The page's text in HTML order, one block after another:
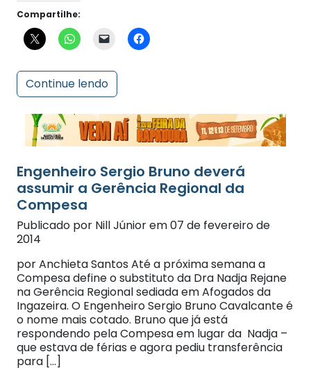
Continue lendo
assumir a Gerência Regional da
Compesa
Publicado por Nill Júnior em 07 de fevereiro de
2014
por Anchieta Santos Até a próxima semana a
Compesa define o substituto da Dra Nadja Rejane
na Gerência Regional sediada em Afogados da
Ingazeira. O Engenheiro Sergio Bruno Cavalcante é
o nome mais cotado. Bruno que já está
respondendo pela Compesa em lugar da Nadja –
que estava de férias e agora pediu transferência
para […]